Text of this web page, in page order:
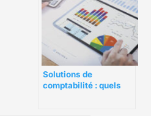
Solutions de
comptabilité : quels